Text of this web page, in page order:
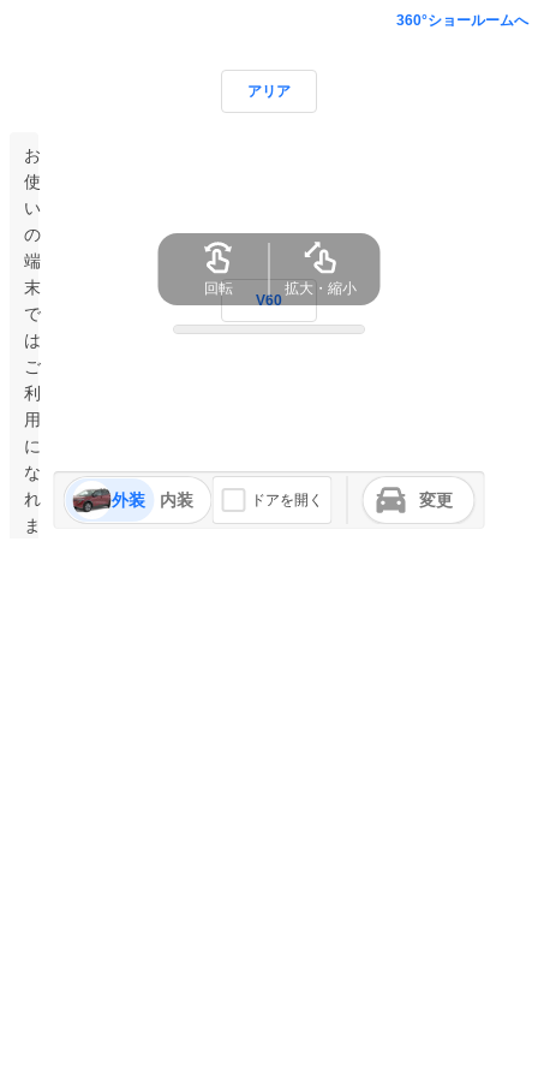
お
使
い
の
端
末
で
は
ご
利
用
に
な
れ
ま
360°ショールームへ
アリア
V60
外装 内装 ドアを開く 変更
回転 拡大・縮小